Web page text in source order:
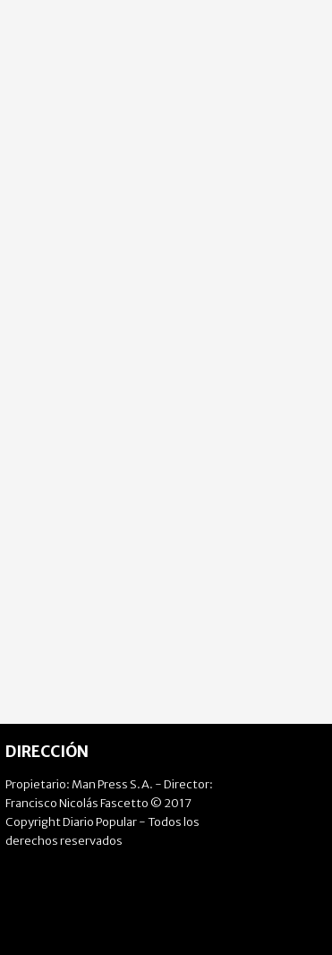
DIRECCIÓN
Propietario: Man Press S.A. - Director:
Francisco Nicolás Fascetto © 2017
Copyright Diario Popular - Todos los
derechos reservados